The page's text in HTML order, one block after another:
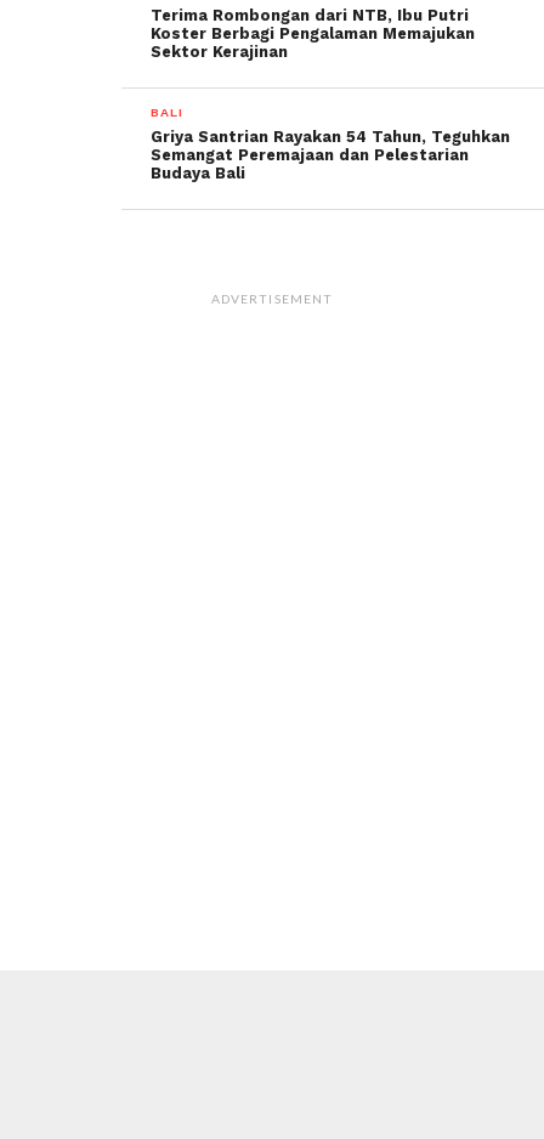
Terima Rombongan dari NTB, Ibu Putri
Koster Berbagi Pengalaman Memajukan
Sektor Kerajinan
BALI
Griya Santrian Rayakan 54 Tahun, Teguhkan
Semangat Peremajaan dan Pelestarian
Budaya Bali
ADVERTISEMENT